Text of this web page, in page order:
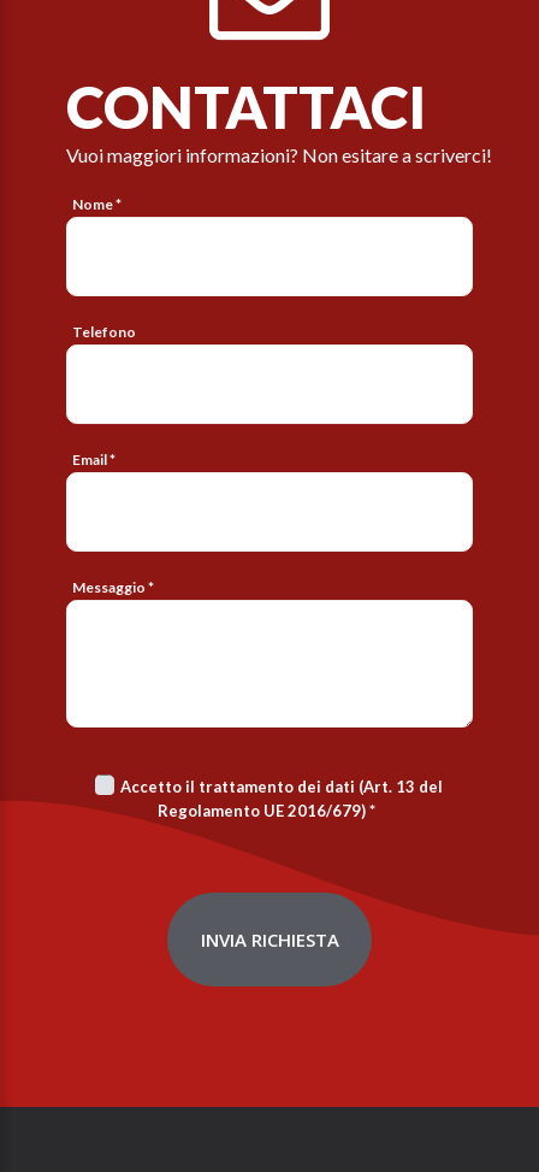
CONTATTACI
Vuoi maggiori informazioni? Non esitare a scriverci!
Nome *
Telefono
Email *
Messaggio *
Accetto il trattamento dei dati (Art. 13 del
Regolamento UE 2016/679)*
INVIA RICHIESTA